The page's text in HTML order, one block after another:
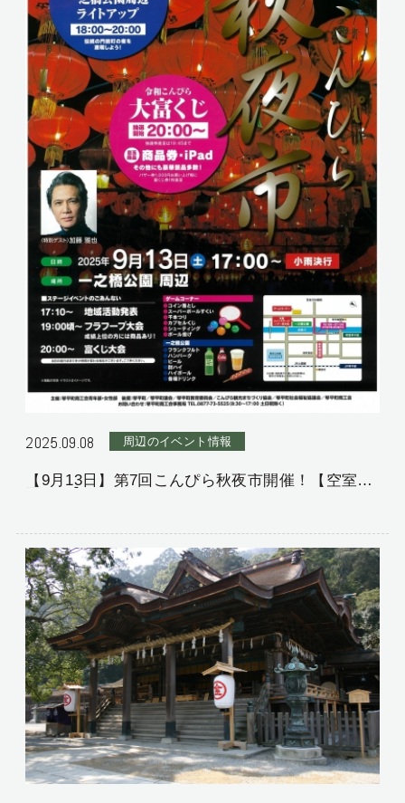
2025.09.08 周辺のイベント情報
【9月13日】第7回こんぴら秋夜市開催！【空室若